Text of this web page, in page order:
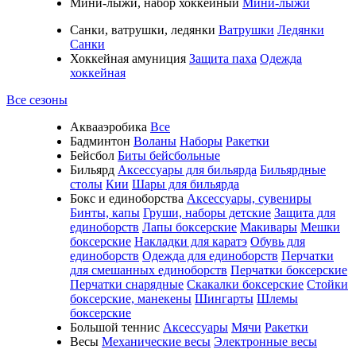
Мини-лыжи, набор хоккейный Мини-лыжи
Санки, ватрушки, ледянки Ватрушки Ледянки
Санки
Хоккейная амуниция Защита паха Одежда
хоккейная
Все сезоны
Аквааэробика Все
Бадминтон Воланы Наборы Ракетки
Бейсбол Биты бейсбольные
Бильярд Аксессуары для бильярда Бильярдные
столы Кии Шары для бильярда
Бокс и единоборства Аксессуары, сувениры
Бинты, капы Груши, наборы детские Защита для
единоборств Лапы боксерские Макивары Мешки
боксерские Накладки для каратэ Обувь для
единоборств Одежда для единоборств Перчатки
для смешанных единоборств Перчатки боксерские
Перчатки снарядные Скакалки боксерские Стойки
боксерские, манекены Шингарты Шлемы
боксерские
Большой теннис Аксессуары Мячи Ракетки
Весы Механические весы Электронные весы